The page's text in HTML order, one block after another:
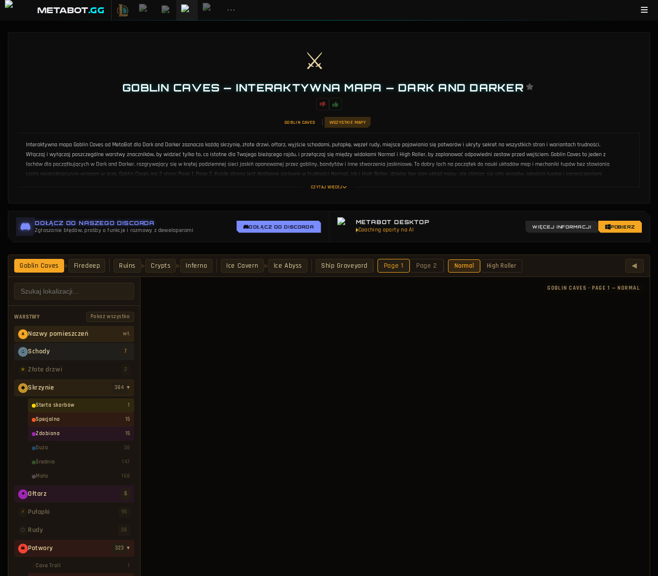
METABOT.gg •••
⚔
GOBLIN CAVES — INTERAKTYWNA MAPA — DARK AND DARKER
GOBLIN CAVES WSZYSTKIE MAPY
Interaktywna mapa Goblin Caves od MetaBot dla Dark and Darker zaznacza każdą skrzynię, złote drzwi, ołtarz, wyjście schodami, pułapkę, węzeł rudy, miejsce pojawiania się potworów i ukryty sekret na wszystkich stron i wariantach trudności.
Włączaj i wyłączaj poszczególne warstwy znaczników, by widzieć tylko to, co istotne dla Twojego bieżącego rajdu, i przełączaj się między widokami Normal i High Roller, by zaplanować odpowiedni zestaw przed wejściem. Goblin Caves to jeden z
lochów dla początkujących w Dark and Darker, rozgrywający się w krętej podziemnej sieci jaskiń opanowanej przez gobliny, bandytów i inne stworzenia jaskiniowe. To dobry loch na początek do nauki układów map i mechaniki łupów bez stawiania
czoła najgroźniejszym wrogom w grze. Goblin Caves ma 2 stron: Page 1, Page 2. Każde strona jest dostępne zarówno w trudności Normal, jak i High Roller, dzieląc ten sam układ mapy, ale różniąc się siłą wrogów, jakością łupów i ograniczeniami
zestawu. Wiedza o tym, gdzie skupiają się skrzynie, gdzie zwykle pojawiają się pozycje ołtarzy i gdzie złote drzwi wymagają klucza, zanim wejdziesz, daje znaczącą przewagę nad graczami nawigującymi wyłącznie z pamięci. Mapa jest szczególnie
ukierunkowanej trasy farmienia, lub włącz wszystkie warstwy naraz, by uzyskać pełny obraz nowego układu piętra, którego jeszcze nie zbadałeś.
CZYTAJ WIĘCEJ
DOŁĄCZ DO NASZEGO DISCORDA
Zgłaszanie błędów, prośby o funkcje i rozmowy z deweloperami
DOŁĄCZ DO DISCORDA
METABOT DESKTOP
Analizy po meczu
WIĘCEJ INFORMACJI POBIERZ
Goblin Caves ▶ Firedeep Ruins ▶ Crypts ▶ Inferno Ice Cavern ▶ Ice Abyss Ship Graveyard Page 1 Page 2 Normal High Roller ◀
WARSTWY Pokaż wszystko
A Nazwy pomieszczeń wł.
⌂ Schody 7
★ Złote drzwi 2
◆ Skrzynie 384 ▾
Sterta skarbów 1
Specjalna 15
Zdobiona 15
Duża 38
Średnia 147
Mała 168
✦ Ołtarz 5
⚡ Pułapki 95
⬡ Rudy 38
☠ Potwory 323 ▾
Cave Troll 1
GOBLIN CAVES · PAGE 1 — NORMAL